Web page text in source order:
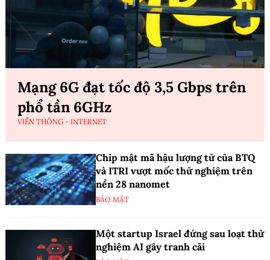
Mạng 6G đạt tốc độ 3,5 Gbps trên
phổ tần 6GHz
VIỄN THÔNG - INTERNET
Chip mật mã hậu lượng tử của BTQ
và ITRI vượt mốc thử nghiệm trên
nền 28 nanomet
BẢO MẬT
Một startup Israel đứng sau loạt thử
nghiệm AI gây tranh cãi